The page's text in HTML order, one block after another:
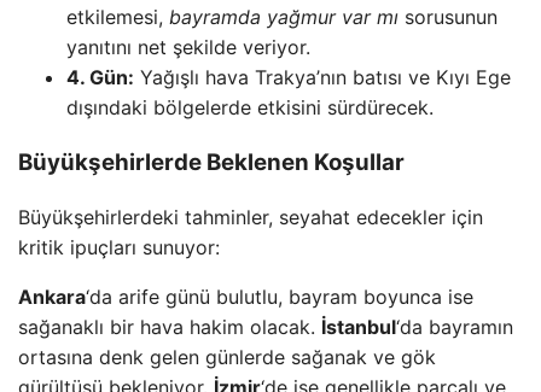
etkilemesi, bayramda yağmur var mı sorusunun
yanıtını net şekilde veriyor.
4. Gün: Yağışlı hava Trakya’nın batısı ve Kıyı Ege
dışındaki bölgelerde etkisini sürdürecek.
Büyükşehirlerde Beklenen Koşullar
Büyükşehirlerdeki tahminler, seyahat edecekler için
kritik ipuçları sunuyor:
Ankara‘da arife günü bulutlu, bayram boyunca ise
sağanaklı bir hava hakim olacak. İstanbul‘da bayramın
ortasına denk gelen günlerde sağanak ve gök